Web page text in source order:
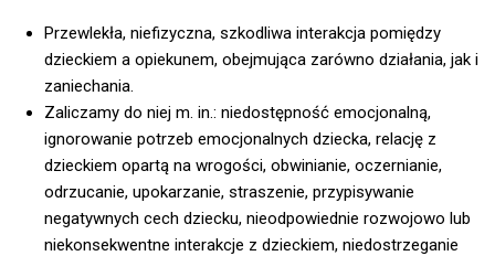
Przewlekła, niefizyczna, szkodliwa interakcja pomiędzy
dzieckiem a opiekunem, obejmująca zarówno działania, jak i
zaniechania.
Zaliczamy do niej m. in.: niedostępność emocjonalną,
ignorowanie potrzeb emocjonalnych dziecka, relację z
dzieckiem opartą na wrogości, obwinianie, oczernianie,
odrzucanie, upokarzanie, straszenie, przypisywanie
negatywnych cech dziecku, nieodpowiednie rozwojowo lub
niekonsekwentne interakcje z dzieckiem, niedostrzeganie